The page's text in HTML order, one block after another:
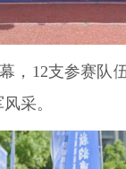
，12支参赛
采。